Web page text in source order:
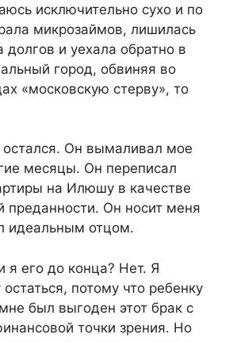
исключительно сухо и по
микрозаймов, лишилась
долгов и уехала обратно в
город, обвиняя во
«московскую стерву», то
Он вымаливал мое
месяцы. Он переписал
на Илюшу в качестве
преданности. Он носит меня
идеальным отцом.
я его до конца? Нет. Я
потому что ребенку
был выгоден этот брак с
точки зрения. Но